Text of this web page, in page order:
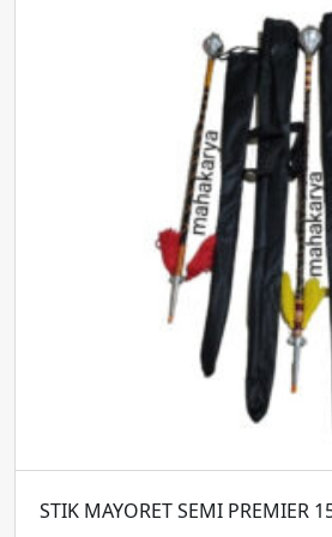
STIK MAYORET SEMI PREMIER